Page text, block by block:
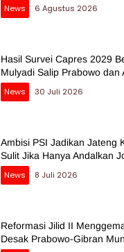
News
6 Agustus 2026
Hasil Survei Capres 2029
Mulyadi Salip Prabowo dan
News
30 Juli 2026
Ambisi PSI Jadikan Jateng
Sulit Jika Hanya Andalkan
News
8 Juli 2026
Reformasi Jilid II
Desak Prabowo-Gibran